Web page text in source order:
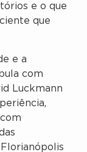
e o que
que
e a
com
Luckmann